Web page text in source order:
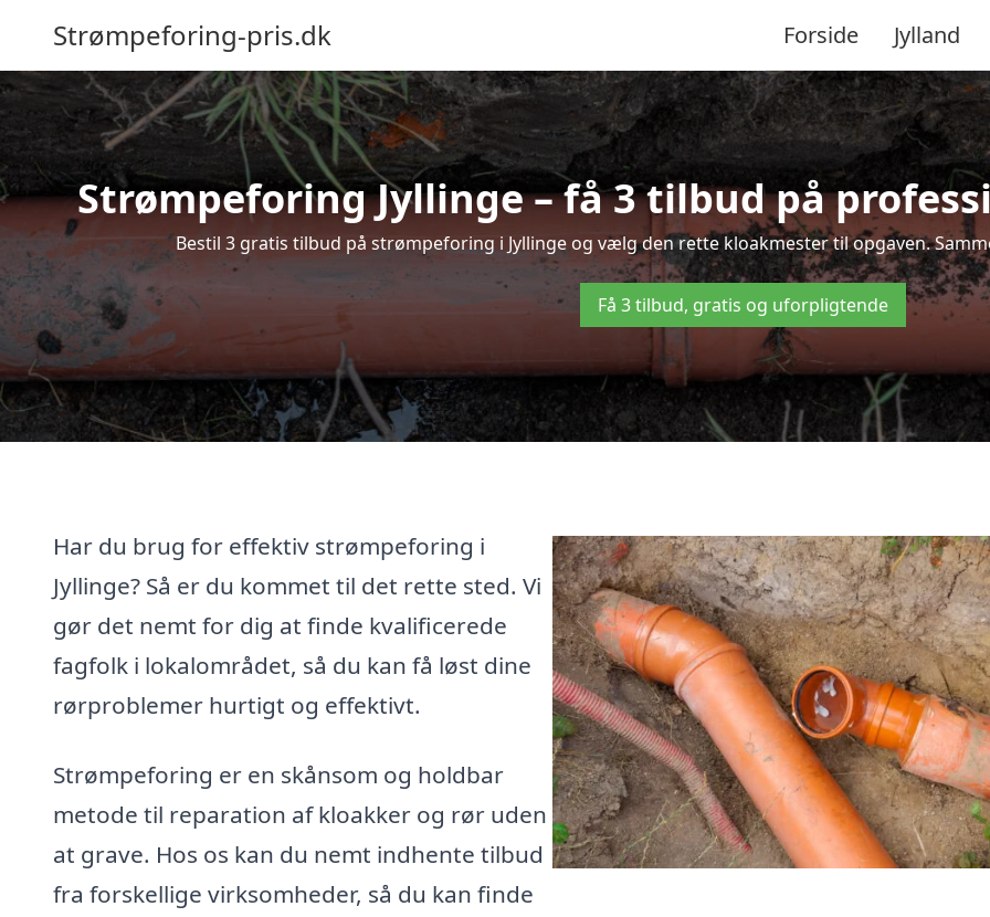
Strømpeforing-pris.dk Forside Jylland
Strømpeforing Jyllinge – få 3 tilbud på
Bestil 3 gratis tilbud på strømpeforing i Jyllinge og vælg den rette kloakmester til opgaven.
Få 3 tilbud, gratis og uforpligtende
Har du brug for effektiv strømpeforing i
Jyllinge? Så er du kommet til det rette sted. Vi
gør det nemt for dig at finde kvalificerede
fagfolk i lokalområdet, så du kan få løst dine
rørproblemer hurtigt og effektivt.
Strømpeforing er en skånsom og holdbar
metode til reparation af kloakker og rør uden
at grave. Hos os kan du nemt indhente tilbud
fra forskellige virksomheder, så du kan finde